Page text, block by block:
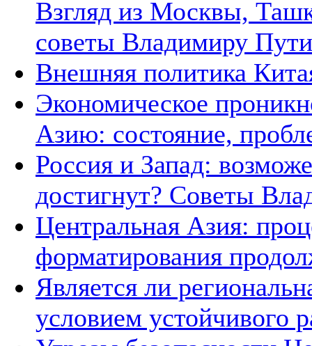
Взгляд из Москвы,
советы Владимиру
Внешняя политика
Экономическое
Азию: состояние,
Россия и Запад:
достигнут? Советы
Центральная Азия:
форматирования
Является ли
условием устойчивого